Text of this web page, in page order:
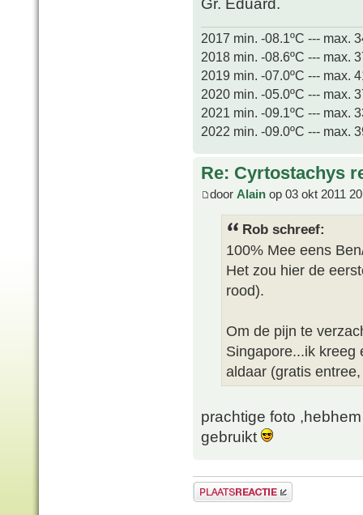
2017 min. -08.1ºC --- max.
2018 min. -08.6ºC --- max.
2019 min. -07.0ºC --- max.
2020 min. -05.0ºC --- max.
2021 min. -09.1ºC --- max.
2022 min. -09.0ºC --- max.
Re: Cyrtostachys
door Alain op 03 okt 2011
Rob schreef:
100% Mee eens
Het zou hier de
rood).
Om de pijn te
Singapore...ik kreeg
aldaar (gratis
prachtige foto
gebruikt
Plaats een reactie